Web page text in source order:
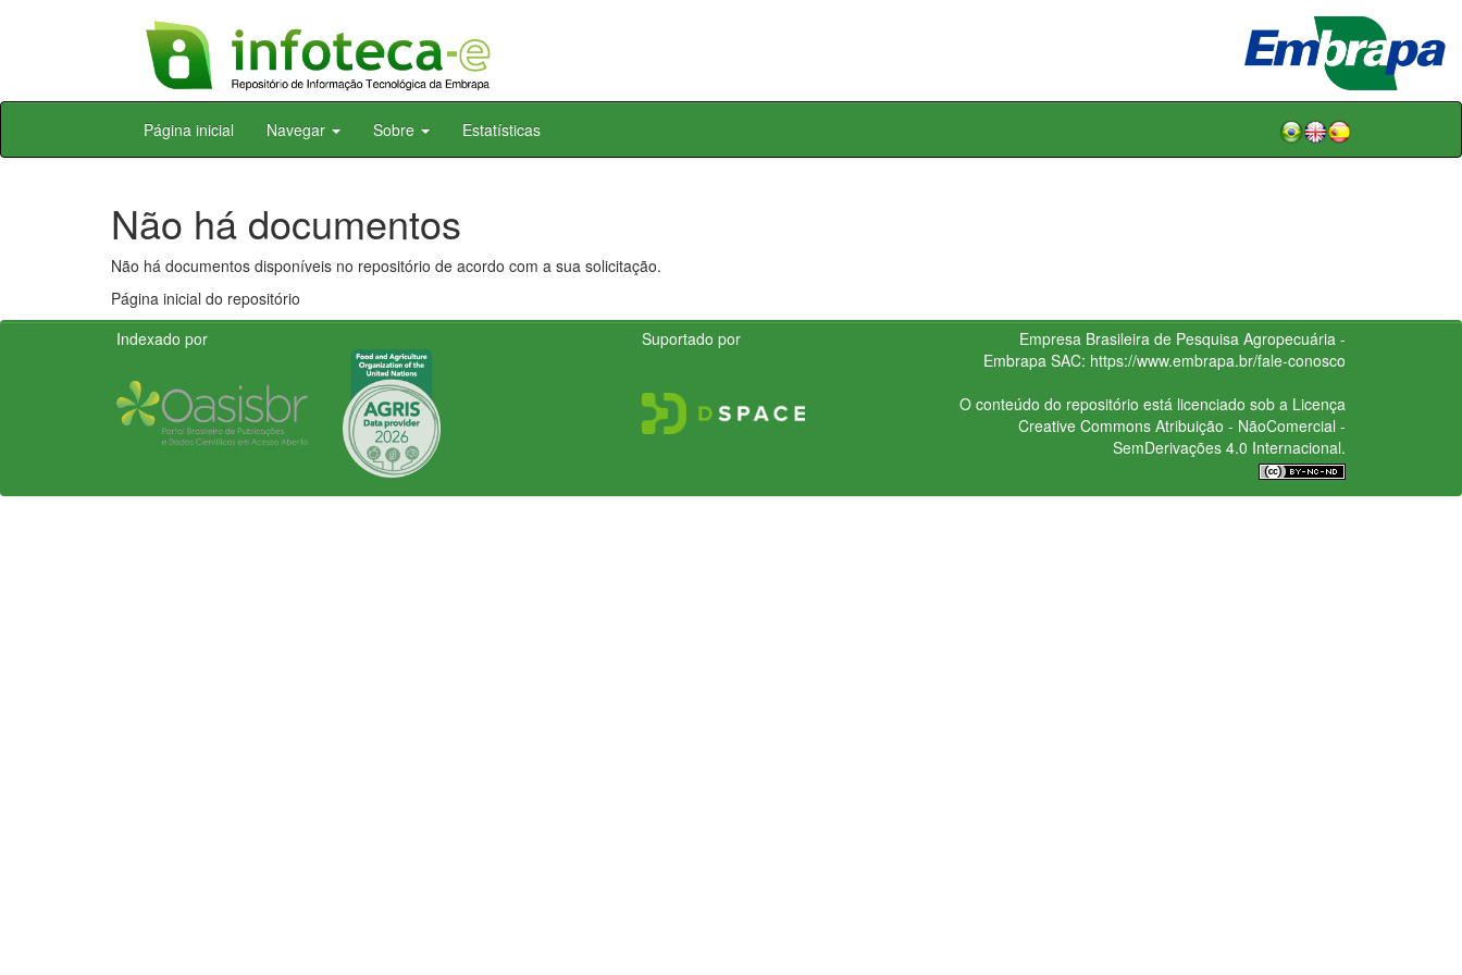
Skip
Página inicial Navegar Sobre Estatísticas
Não há documentos
Não há documentos disponíveis no repositório de acordo com a sua solicitação.
Página inicial do repositório
Indexado por
Suportado por
Empresa Brasileira de Pesquisa Agropecuária -
Embrapa SAC: https://www.embrapa.br/fale-conosco
O conteúdo do repositório está licenciado sob a Licença
Creative CommonsAtribuição - NãoComercial -
SemDerivações 4.0 Internacional.